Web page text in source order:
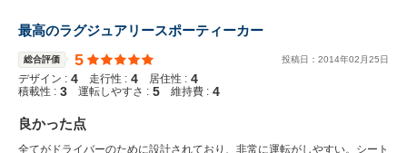
最高のラグジュアリースポーティーカー
総合評価 5 投稿日： 2014年02 月25日
デザイン : 4 走行性 : 4 居住性 : 4
積載性 : 3 運転しやすさ : 5 維持費 : 4
良かった点
全てがドライバーのために設計されており、非常に運転がしやすい。シート